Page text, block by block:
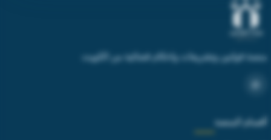
منصة قوانين وتشريعات واحكام قضائية من الكويت
أقسام المنصة